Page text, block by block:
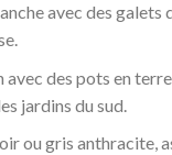
avec des
des pots en
jardins du sud.
ou gris anthracite,